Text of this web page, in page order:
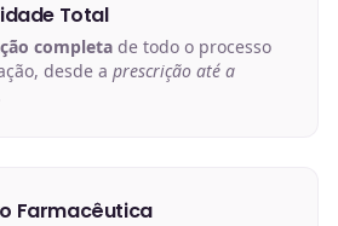
Total
completa de todo o processo
desde a prescrição até a
Farmacêutica